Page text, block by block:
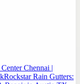
Chennai |
Rockstar Rain Gutters: